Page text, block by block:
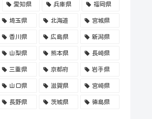
愛知県 兵庫県 福岡県
埼玉県 北海道 宮城県
香川県 広島県 新潟県
山梨県 熊本県 長崎県
三重県 京都府 岩手県
山口県 滋賀県 宮崎県
長野県 茨城県 徳島県